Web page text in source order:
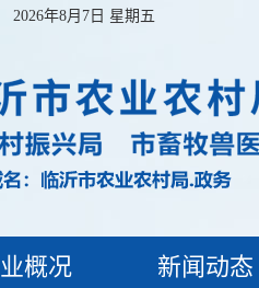
2026年8月7日 星期五
概况 新闻动态